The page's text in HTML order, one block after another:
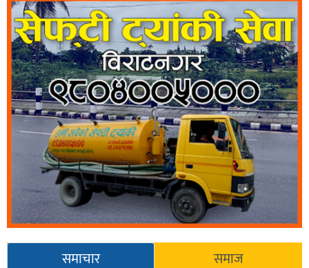
समाचार समाज